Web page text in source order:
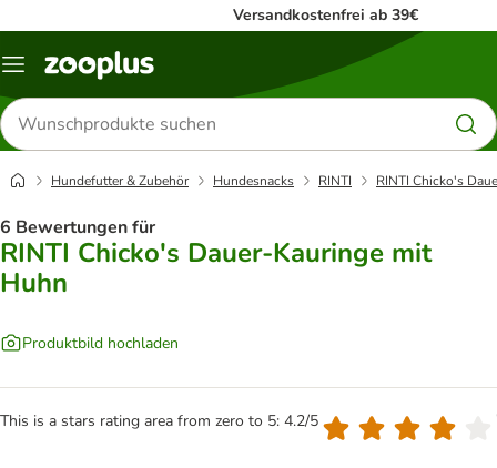
Versandkostenfrei ab 39€
Menü
Produkte
suchen
Hundefutter & Zubehör Hundesnacks RINTI RINTI Chicko's
6 Bewertungen für
RINTI Chicko's Dauer-Kauringe mit
Huhn
Produktbild hochladen
This is a stars rating area from zero to 5: 4.2/5